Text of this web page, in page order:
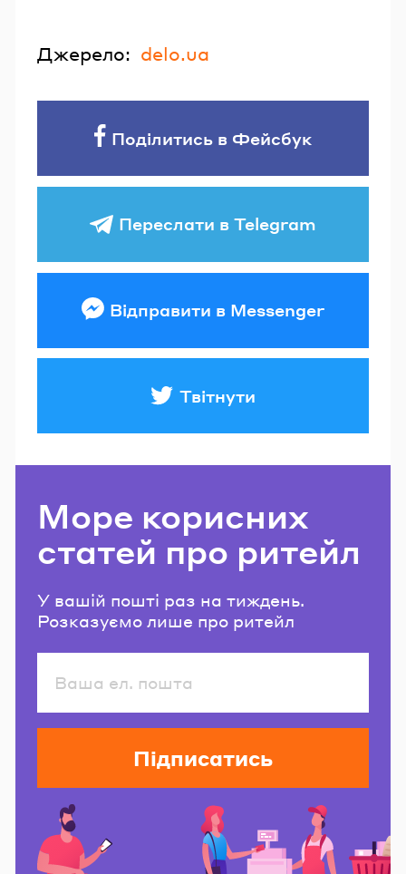
Джерело: delo.ua
Поділитись в Фейсбук
Переслати в Telegram
Відправити в Messenger
Твітнути
Море корисних
статей про ритейл
У вашій пошті раз на тиждень.
Розказуємо лише про ритейл
Підписатись